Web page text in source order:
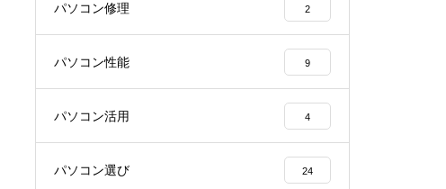
パソコン修理 2
パソコン性能 9
パソコン活用 4
パソコン選び 24